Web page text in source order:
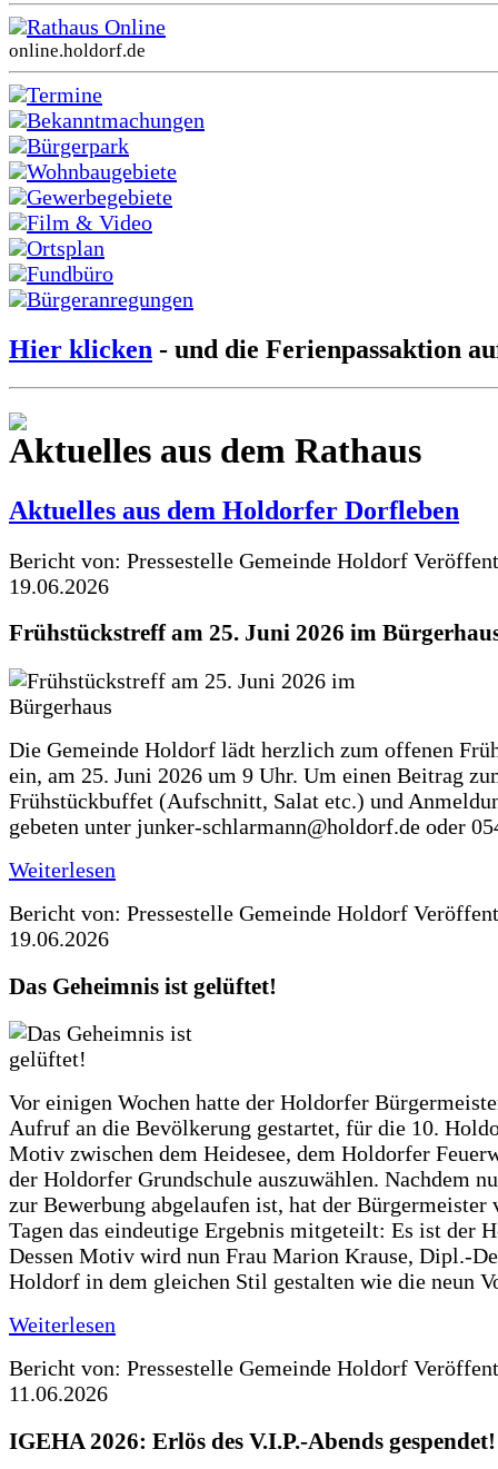
Rathaus Online
online.holdorf.de
Termine
Bekanntmachungen
Bürgerpark
Wohnbaugebiete
Gewerbegebiete
Film & Video
Ortsplan
Fundbüro
Bürgeranregungen
Hier klicken - und die Ferienpassaktion
Aktuelles aus dem Rathaus
Aktuelles aus dem Holdorfer Dorfleben
Bericht von: Pressestelle Gemeinde Holdorf
19.06.2026
Frühstückstreff am 25. Juni 2026 im
Die Gemeinde Holdorf lädt herzlich zum offenen
ein, am 25. Juni 2026 um 9 Uhr. Um einen Beitrag
Frühstückbuffet (Aufschnitt, Salat etc.) und
gebeten unter junker-schlarmann@holdorf.de oder
Weiterlesen
Bericht von: Pressestelle Gemeinde Holdorf
19.06.2026
Das Geheimnis ist gelüftet!
Vor einigen Wochen hatte der Holdorfer
Aufruf an die Bevölkerung gestartet, für die 10.
Motiv zwischen dem Heidesee, dem Holdorfer
der Holdorfer Grundschule auszuwählen. Nachdem
zur Bewerbung abgelaufen ist, hat der Bürgermeister
Tagen das eindeutige Ergebnis mitgeteilt: Es ist der
Dessen Motiv wird nun Frau Marion Krause, Dipl.-
Holdorf in dem gleichen Stil gestalten wie die neun
Weiterlesen
Bericht von: Pressestelle Gemeinde Holdorf
11.06.2026
IGEHA 2026: Erlös des V.I.P.-Abends gespendet!